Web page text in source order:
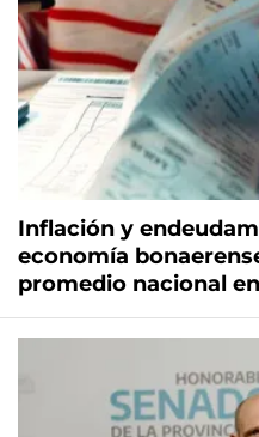
Inflación y
economía
promedio nacional